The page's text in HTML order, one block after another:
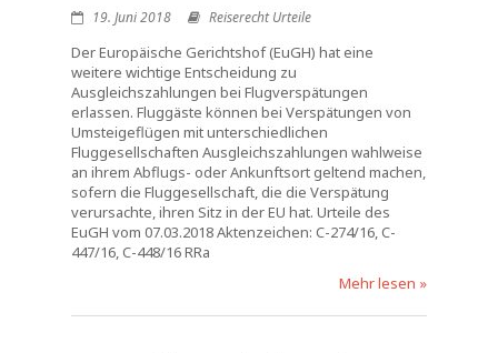
19. Juni 2018 Reiserecht Urteile
Der Europäische Gerichtshof (EuGH) hat eine
weitere wichtige Entscheidung zu
Ausgleichszahlungen bei Flugverspätungen
erlassen. Fluggäste können bei Verspätungen von
Umsteigeflügen mit unterschiedlichen
Fluggesellschaften Ausgleichszahlungen wahlweise
an ihrem Abflugs- oder Ankunftsort geltend machen,
sofern die Fluggesellschaft, die die Verspätung
verursachte, ihren Sitz in der EU hat. Urteile des
EuGH vom 07.03.2018 Aktenzeichen: C-274/16, C-
447/16, C-448/16 RRa
Mehr lesen »